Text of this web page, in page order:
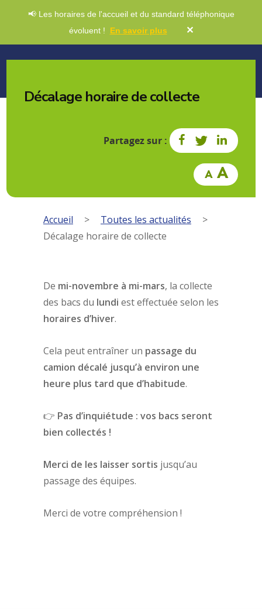
📢 Les horaires de l'accueil et du standard téléphonique
évoluent ! En savoir plus ✕
Décalage horaire de collecte
Partagez sur :
Accueil > Toutes les actualités
>
Décalage horaire de collecte
De mi-novembre à mi-mars, la collecte
des bacs du lundi est effectuée selon les
horaires d’hiver.
Cela peut entraîner un passage du
camion décalé jusqu’à environ une
heure plus tard que d’habitude.
👉 Pas d’inquiétude : vos bacs seront
bien collectés !
Merci de les laisser sortis jusqu’au
passage des équipes.
Merci de votre compréhension !